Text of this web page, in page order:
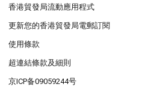
香港貿發局流動應用程式
更新您的香港貿發局電郵訂閱
使用條款
超連結條款及細則
京ICP备09059244号